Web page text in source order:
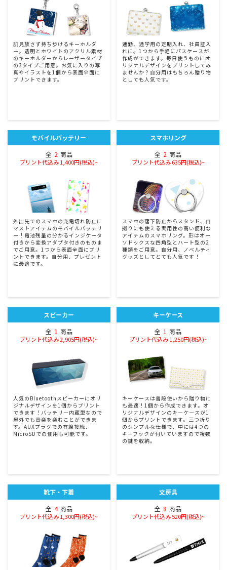
肌見放さず持ち歩けるキーホルダ
ー。透明とホワイトのアクリル素材
のキーホルダーからレーザータイプ
の3タイプご用意。お気に入りの写
真やイラストを1個から表面全面に
プリントできます。
通勤、通学用の定期入れ、社員証入
れに。1つから手軽にパスケースが
作成ができます。毎日使うものにオ
リジナルデザインをプリントしてみ
ませんか？自分用はもちろん贈り物
としても人気です。
モバイルバッテリー
全 2 商品
プリント代込み 1,400円(税込)~
外出先でのスマホの充電切れ防止に
マストアイテムのモバイルバッテリ
ー！電池残量の分かるインジケータ
付きから変換アダプタ付きのものま
でご用意。1つから表面全面にプリ
ントできます。自分用、プレゼント
に最適です。
スマホリング
全 2 商品
プリント代込み 635円(税込)~
スマホの落下防止からスタンド、自
撮りにも使える実用性の高い便利な
アイテムのスマホリング。形はオー
ソドックスな四角型とハート型の2
種類をご用意。自分用、ノベルティ
グッズとしてとても人気です！
スピーカー
全 1 商品
プリント代込み 2,905円(税込)~
人気のBluetoothスピーカーにオリ
ジナルデザインを1個からプリント
できます！バッテリー内蔵型なので
屋外でも音楽を楽むことができま
す。AUXプラグでの有線接続、
MicroSDでの使用も可能です。
キーケース
全 1 商品
プリント代込み 1,250円(税込)~
キーケースは普段使いから贈り物に
も最適！1個から作成できます。オ
リジナルデザインのキーケースが1
個からプリントできます。三つ折り
のシンプルな仕様で、中には4つの
キーフックが付いていますので複数
の鍵を収納。
靴下・下着
全 4 商品
プリント代込み 1,300円(税込)~
文房具
全 8 商品
プリント代込み 520円(税込)~